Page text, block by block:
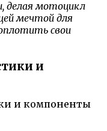
делая мотоцикл
мечтой для
свои
и